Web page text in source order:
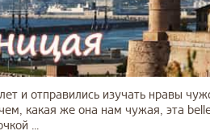
и отправились изучать нравы
какая же она нам чужая, эта
...